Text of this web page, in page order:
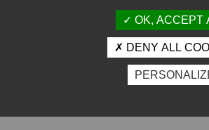
Crédits et mentions légales
Espace presse
OK, ACCEPT
DENY ALL